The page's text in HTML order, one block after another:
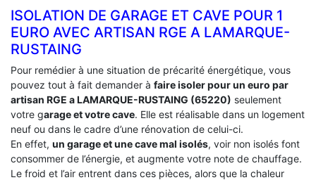
ISOLATION DE GARAGE ET CAVE POUR 1
EURO AVEC ARTISAN RGE A LAMARQUE-
RUSTAING
Pour remédier à une situation de précarité énergétique, vous
pouvez tout à fait demander à faire isoler pour un euro par
artisan RGE a LAMARQUE-RUSTAING (65220) seulement
votre garage et votre cave. Elle est réalisable dans un logement
neuf ou dans le cadre d’une rénovation de celui-ci.
En effet, un garage et une cave mal isolés, voir non isolés font
consommer de l’énergie, et augmente votre note de chauffage.
Le froid et l’air entrent dans ces pièces, alors que la chaleur